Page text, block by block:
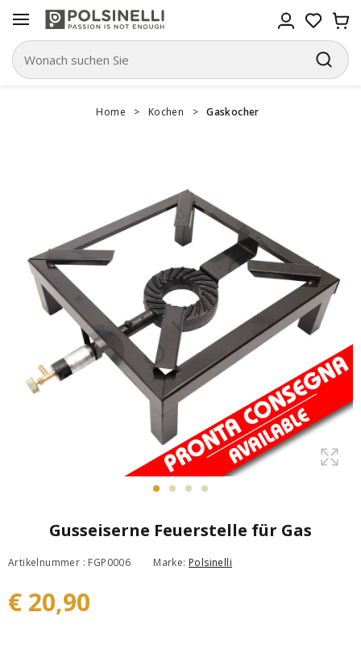
Home > Kochen > Gaskocher
Gusseiserne Feuerstelle für Gas
Artikelnummer : FGP0006 Marke: Polsinelli
€ 20,90